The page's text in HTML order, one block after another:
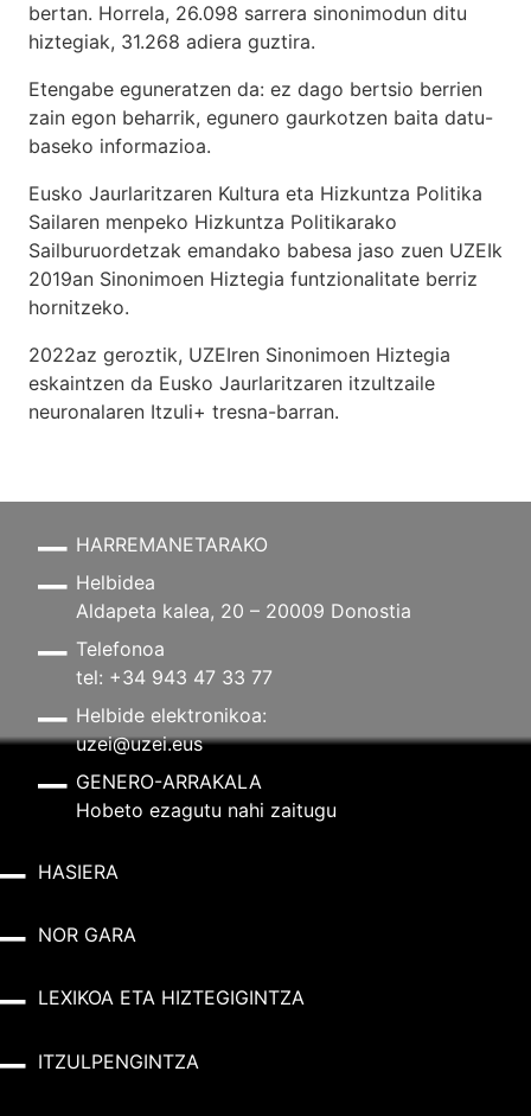
bertan. Horrela, 26.098 sarrera sinonimodun ditu
hiztegiak, 31.268 adiera guztira.
Etengabe eguneratzen da: ez dago bertsio berrien
zain egon beharrik, egunero gaurkotzen baita datu-
baseko informazioa.
Eusko Jaurlaritzaren Kultura eta Hizkuntza Politika
Sailaren menpeko Hizkuntza Politikarako
Sailburuordetzak emandako babesa jaso zuen UZEIk
2019an Sinonimoen Hiztegia funtzionalitate berriz
hornitzeko.
2022az geroztik, UZEIren Sinonimoen Hiztegia
eskaintzen da Eusko Jaurlaritzaren itzultzaile
neuronalaren Itzuli+ tresna-barran.
HARREMANETARAKO
Helbidea
Aldapeta kalea, 20 – 20009 Donostia
Telefonoa
tel: +34 943 47 33 77
Helbide elektronikoa:
uzei@uzei.eus
GENERO-ARRAKALA
Hobeto ezagutu nahi zaitugu
HASIERA
NOR GARA
LEXIKOA ETA HIZTEGIGINTZA
ITZULPENGINTZA